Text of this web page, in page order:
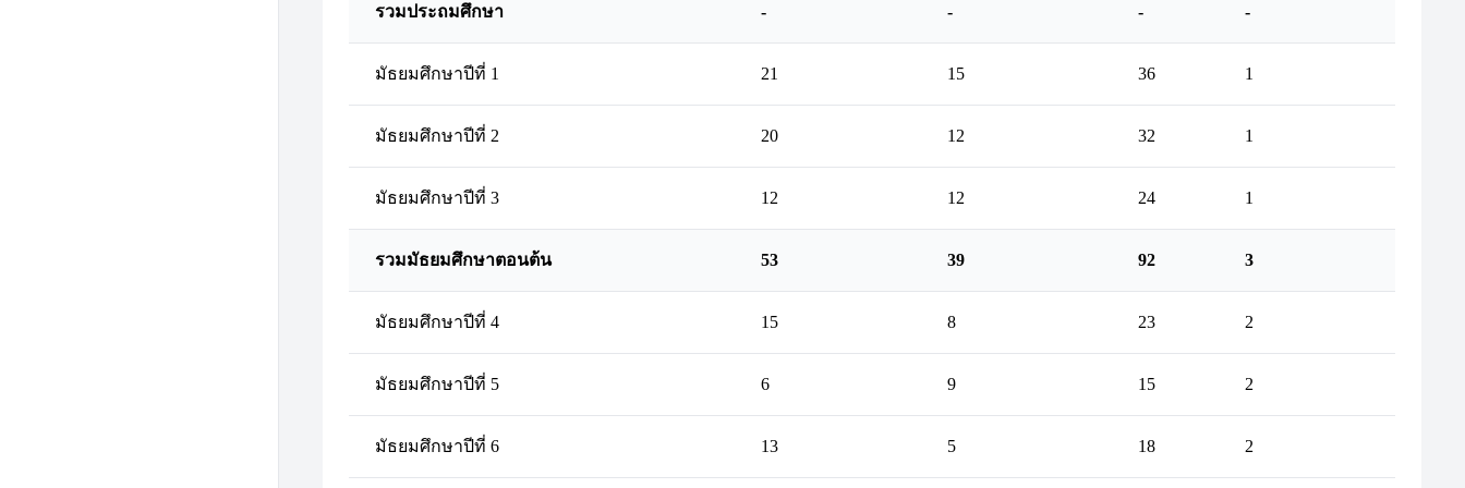
รวมประถมศึกษา - - - -
มัธยมศึกษาปีที่ 1 21 15 36 1
มัธยมศึกษาปีที่ 2 20 12 32 1
มัธยมศึกษาปีที่ 3 12 12 24 1
รวมมัธยมศึกษาตอนต้น 53 39 92 3
มัธยมศึกษาปีที่ 4 15 8 23 2
มัธยมศึกษาปีที่ 5 6 9 15 2
มัธยมศึกษาปีที่ 6 13 5 18 2